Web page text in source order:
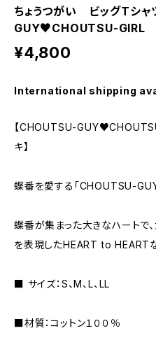
ちょうつがい ビッグTシ
GUY♥CHOUTSU-GIRL
¥4,800
International shipping
【CHOUTSU-
キ】
蝶番を愛する「CHOUTSU-GUY
蝶番が集まった大きなハートで
を表現したHEART to HEARTな
■ サイズ：S、M、L、LL
■材質：コットン１００％